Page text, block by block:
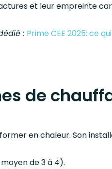
et leur empreinte
: Prime CEE 2025: ce
de
en chaleur. Son
de 3 à 4).